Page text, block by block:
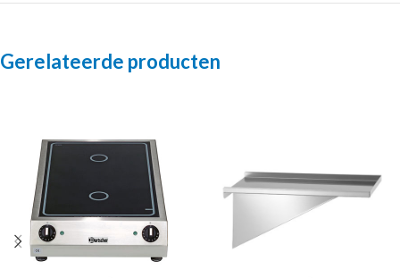
Gerelateerde producten